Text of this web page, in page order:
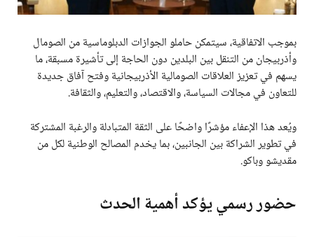
بموجب الاتفاقية، سيتمكن حاملو الجوازات الدبلوماسية من الصومال
وأذربيجان من التنقل بين البلدين دون الحاجة إلى تأشيرة مسبقة، ما
يسهم في تعزيز العلاقات الصومالية الأذربيجانية وفتح آفاق جديدة
للتعاون في مجالات السياسة، والاقتصاد، والتعليم، والثقافة.
ويُعد هذا الإعفاء مؤشرًا واضحًا على الثقة المتبادلة والرغبة المشتركة
في تطوير الشراكة بين الجانبين، بما يخدم المصالح الوطنية لكل من
مقديشو وباكو.
حضور رسمي يؤكد أهمية الحدث